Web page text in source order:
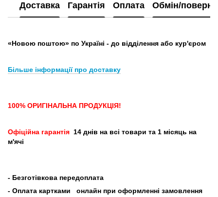
Доставка Гарантія Оплата Обмін/
«Новою поштою» по Україні - до відділення або кур'єром
Більше інформації про доставку
100% ОРИГІНАЛЬНА ПРОДУКЦІЯ!
Офіційна гарантія 14 днів на всі товари та 1 місяць на
м'ячі
- Безготівкова передоплата
- Оплата картками
онлайн при оформленні замовлення